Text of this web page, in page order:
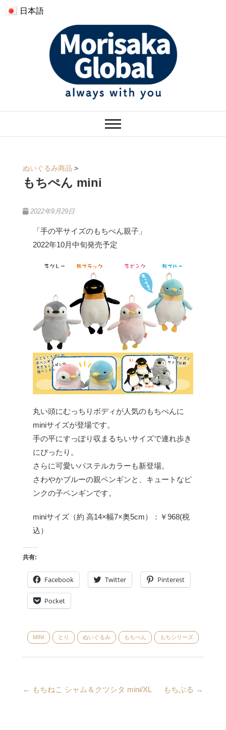
日本語
モリサカグローバル
ぬいぐるみ商品 >
もちぺん mini
2022年9月29日
「手の平サイズのもちぺん親子」
2022年10月中旬発売予定
丸い頭にむっちりボディが人気のもちぺんに
miniサイズが登場です。
手の平にすっぽり収まるちいサイズで連れ歩き
にぴったり。
さらに可愛いパステルカラーも新登場。
さわやかブルーの親ペンギンと、キュートなピ
ンクの子ペンギンです。
miniサイズ（約 高14×幅7×奥5cm）：￥968(税
込）
共有:
Facebook Twitter Pinterest
Pocket
MINI とり ぬいぐるみ もちぺん もちシリーズ
← もちねこ シャム＆クツシタ mini/XL もちぶる →